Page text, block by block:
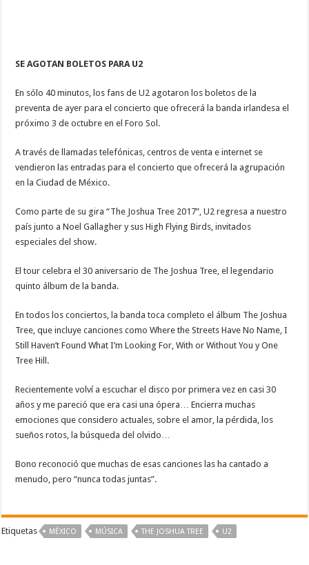
SE AGOTAN BOLETOS PARA U2
En sólo 40 minutos, los fans de U2 agotaron los boletos de la
preventa de ayer para el concierto que ofrecerá la banda irlandesa el
próximo 3 de octubre en el Foro Sol.
A través de llamadas telefónicas, centros de venta e internet se
vendieron las entradas para el concierto que ofrecerá la agrupación
en la Ciudad de México.
Como parte de su gira “The Joshua Tree 2017”, U2 regresa a nuestro
país junto a Noel Gallagher y sus High Flying Birds, invitados
especiales del show.
El tour celebra el 30 aniversario de The Joshua Tree, el legendario
quinto álbum de la banda.
En todos los conciertos, la banda toca completo el álbum The Joshua
Tree, que incluye canciones como Where the Streets Have No Name, I
Still Haven’t Found What I’m Looking For, With or Without You y One
Tree Hill.
Recientemente volví a escuchar el disco por primera vez en casi 30
años y me pareció que era casi una ópera… Encierra muchas
emociones que considero actuales, sobre el amor, la pérdida, los
sueños rotos, la búsqueda del olvido…
Bono reconoció que muchas de esas canciones las ha cantado a
menudo, pero “nunca todas juntas”.
Etiquetas MÉXICO MÚSICA THE JOSHUA TREE U2